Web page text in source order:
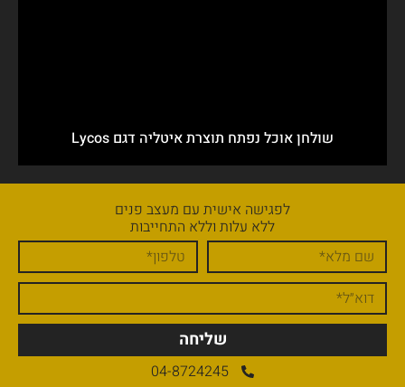
שולחן אוכל נפתח תוצרת איטליה דגם Lycos
לפגישה אישית עם מעצב פנים
ללא עלות וללא התחייבות
שליחה
04-8724245